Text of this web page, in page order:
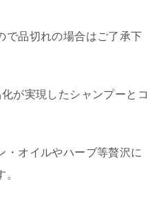
で品切れの場合はご了承下
が実現したシャンプーとコ
・オイルやハーブ等贅沢に